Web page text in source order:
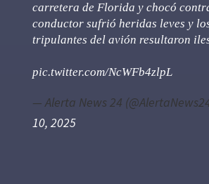
carretera de Florida y chocó
conductor sufrió heridas leves y
tripulantes del avión resultaron
pic.twitter.com/NcWFb4zlpL
— Alerta News 24
10, 2025